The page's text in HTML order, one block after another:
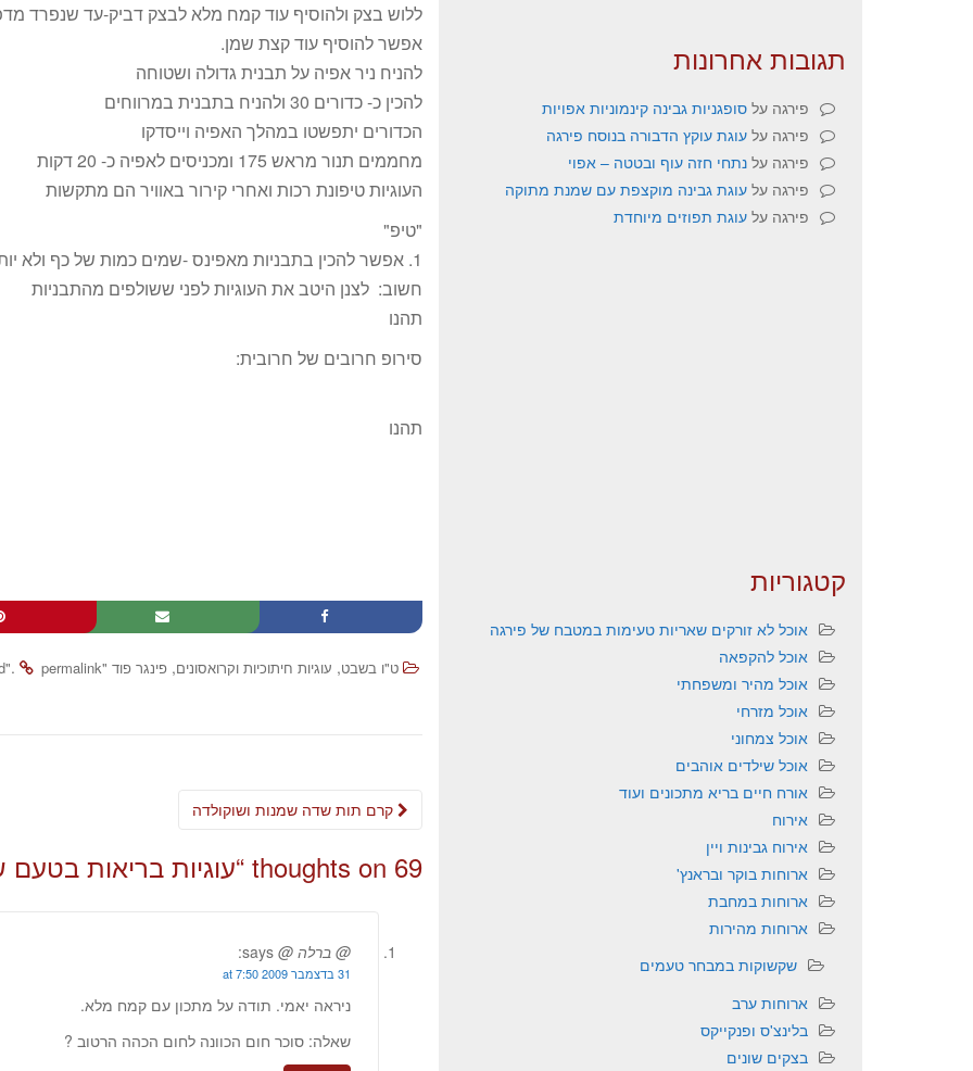
ללוש בצק ולהוסיף עוד קמח מלא לבצק דביק-עד שנפרד
אפשר להוסיף עוד קצת שמן.
להניח ניר אפיה על תבנית גדולה ושטוחה
להכין כ- כדורים 30 ולהניח בתבנית במרווחים
הכדורים יתפשטו במהלך האפיה וייסדקו
מחממים תנור מראש 175 ומכניסים לאפיה כ- 20 דקות
העוגיות טיפונת רכות ואחרי קירור באוויר הם מתקשות
"טיפ"
1. אפשר להכין בתבניות מאפינס -שמים כמות של כף ולא יותר.
חשוב: לצנן היטב את העוגיות לפני ששולפים מהתבניות
תהנו
סירופ חרובים של חרובית:
תהנו
ט"ו בשבט, עוגיות חיתוכיות וקרואסונים, פינגר פוד "finger food" . permalink
69 thoughts on “ עוגיות בריאות בטעם
@ ברלה @ says:
31 בדצמבר 2009 at 7:50
ניראה יאמי. תודה על מתכון עם קמח מלא.
שאלה: סוכר חום הכוונה לחום הכהה הרטוב ?
תגובות אחרונות
פירגה על סופגניות גבינה קינמוניות אפויות
פירגה על עוגת עוקץ הדבורה בנוסח פירגה
פירגה על נתחי חזה עוף ובטטה – אפוי
פירגה על עוגת גבינה מוקצפת עם שמנת מתוקה
פירגה על עוגת תפוזים מיוחדת
קטגוריות
אוכל לא זורקים שאריות טעימות במטבח של פירגה
אוכל להקפאה
אוכל מהיר ומשפחתי
אוכל מזרחי
אוכל צמחוני
אוכל שילדים אוהבים
אורח חיים בריא מתכונים ועוד
אירוח
אירוח גבינות ויין
ארוחות בוקר ובראנץ'
ארוחות במחבת
ארוחות מהירות
שקשוקות במבחר טעמים
ארוחות ערב
בלינצ'ס ופנקייקס
בצקים שונים